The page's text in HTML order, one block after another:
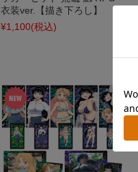
衣装ver.【描き下ろし】
¥1,100(税込)